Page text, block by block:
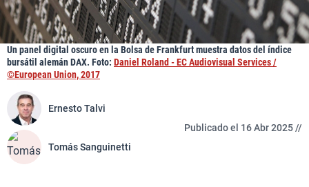
Un panel digital oscuro en la Bolsa de Frankfurt muestra datos del índice
bursátil alemán DAX. Foto: Daniel Roland - EC Audiovisual Services /
©European Union, 2017
Ernesto Talvi
Tomás Sanguinetti
Publicado el 16 Abr 2025 //